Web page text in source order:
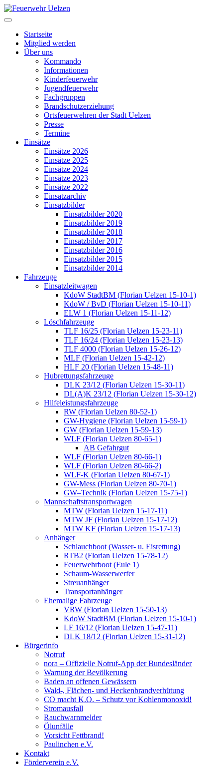
Startseite
Mitglied werden
Über uns
Kommando
Informationen
Kinderfeuerwehr
Jugendfeuerwehr
Fachgruppen
Brandschutzerziehung
Ortsfeuerwehren der Stadt Uelzen
Presse
Termine
Einsätze
Einsätze 2026
Einsätze 2025
Einsätze 2024
Einsätze 2023
Einsätze 2022
Einsatzarchiv
Einsatzbilder
Einsatzbilder 2020
Einsatzbilder 2019
Einsatzbilder 2018
Einsatzbilder 2017
Einsatzbilder 2016
Einsatzbilder 2015
Einsatzbilder 2014
Fahrzeuge
Einsatzleitwagen
KdoW StadtBM (Florian Uelzen 15-10-1)
KdoW / BvD (Florian Uelzen 15-10-11)
ELW 1 (Florian Uelzen 15-11-12)
Löschfahrzeuge
TLF 16/25 (Florian Uelzen 15-23-11)
TLF 16/24 (Florian Uelzen 15-23-13)
TLF 4000 (Florian Uelzen 15-26-12)
MLF (Florian Uelzen 15-42-12)
HLF 20 (Florian Uelzen 15-48-11)
Hubrettungsfahrzeuge
DLK 23/12 (Florian Uelzen 15-30-11)
DL(A)K 23/12 (Florian Uelzen 15-30-12)
Hilfeleistungsfahrzeuge
RW (Florian Uelzen 80-52-1)
GW-Hygiene (Florian Uelzen 15-59-1)
GW (Florian Uelzen 15-59-13)
WLF (Florian Uelzen 80-65-1)
AB Gefahrgut
WLF (Florian Uelzen 80-66-1)
WLF (Florian Uelzen 80-66-2)
WLF-K (Florian Uelzen 80-67-1)
GW-Mess (Florian Uelzen 80-70-1)
GW–Technik (Florian Uelzen 15-75-1)
Mannschaftstransportwagen
MTW (Florian Uelzen 15-17-11)
MTW JF (Florian Uelzen 15-17-12)
MTW KF (Florian Uelzen 15-17-13)
Anhänger
Schlauchboot (Wasser- u. Eisrettung)
RTB2 (Florian Uelzen 15-78-12)
Feuerwehrboot (Eule 1)
Schaum-Wasserwerfer
Streuanhänger
Transportanhänger
Ehemalige Fahrzeuge
VRW (Florian Uelzen 15-50-13)
KdoW StadtBM (Florian Uelzen 15-10-1)
LF 16/12 (Florian Uelzen 15-47-11)
DLK 18/12 (Florian Uelzen 15-31-12)
Bürgerinfo
Notruf
nora – Offizielle Notruf-App der Bundesländer
Warnung der Bevölkerung
Baden an offenen Gewässern
Wald-, Flächen- und Heckenbrandverhütung
CO macht K.O. – Schutz vor Kohlenmonoxid!
Stromausfall
Rauchwarnmelder
Ölunfälle
Vorsicht Fettbrand!
Paulinchen e.V.
Kontakt
Förderverein e.V.